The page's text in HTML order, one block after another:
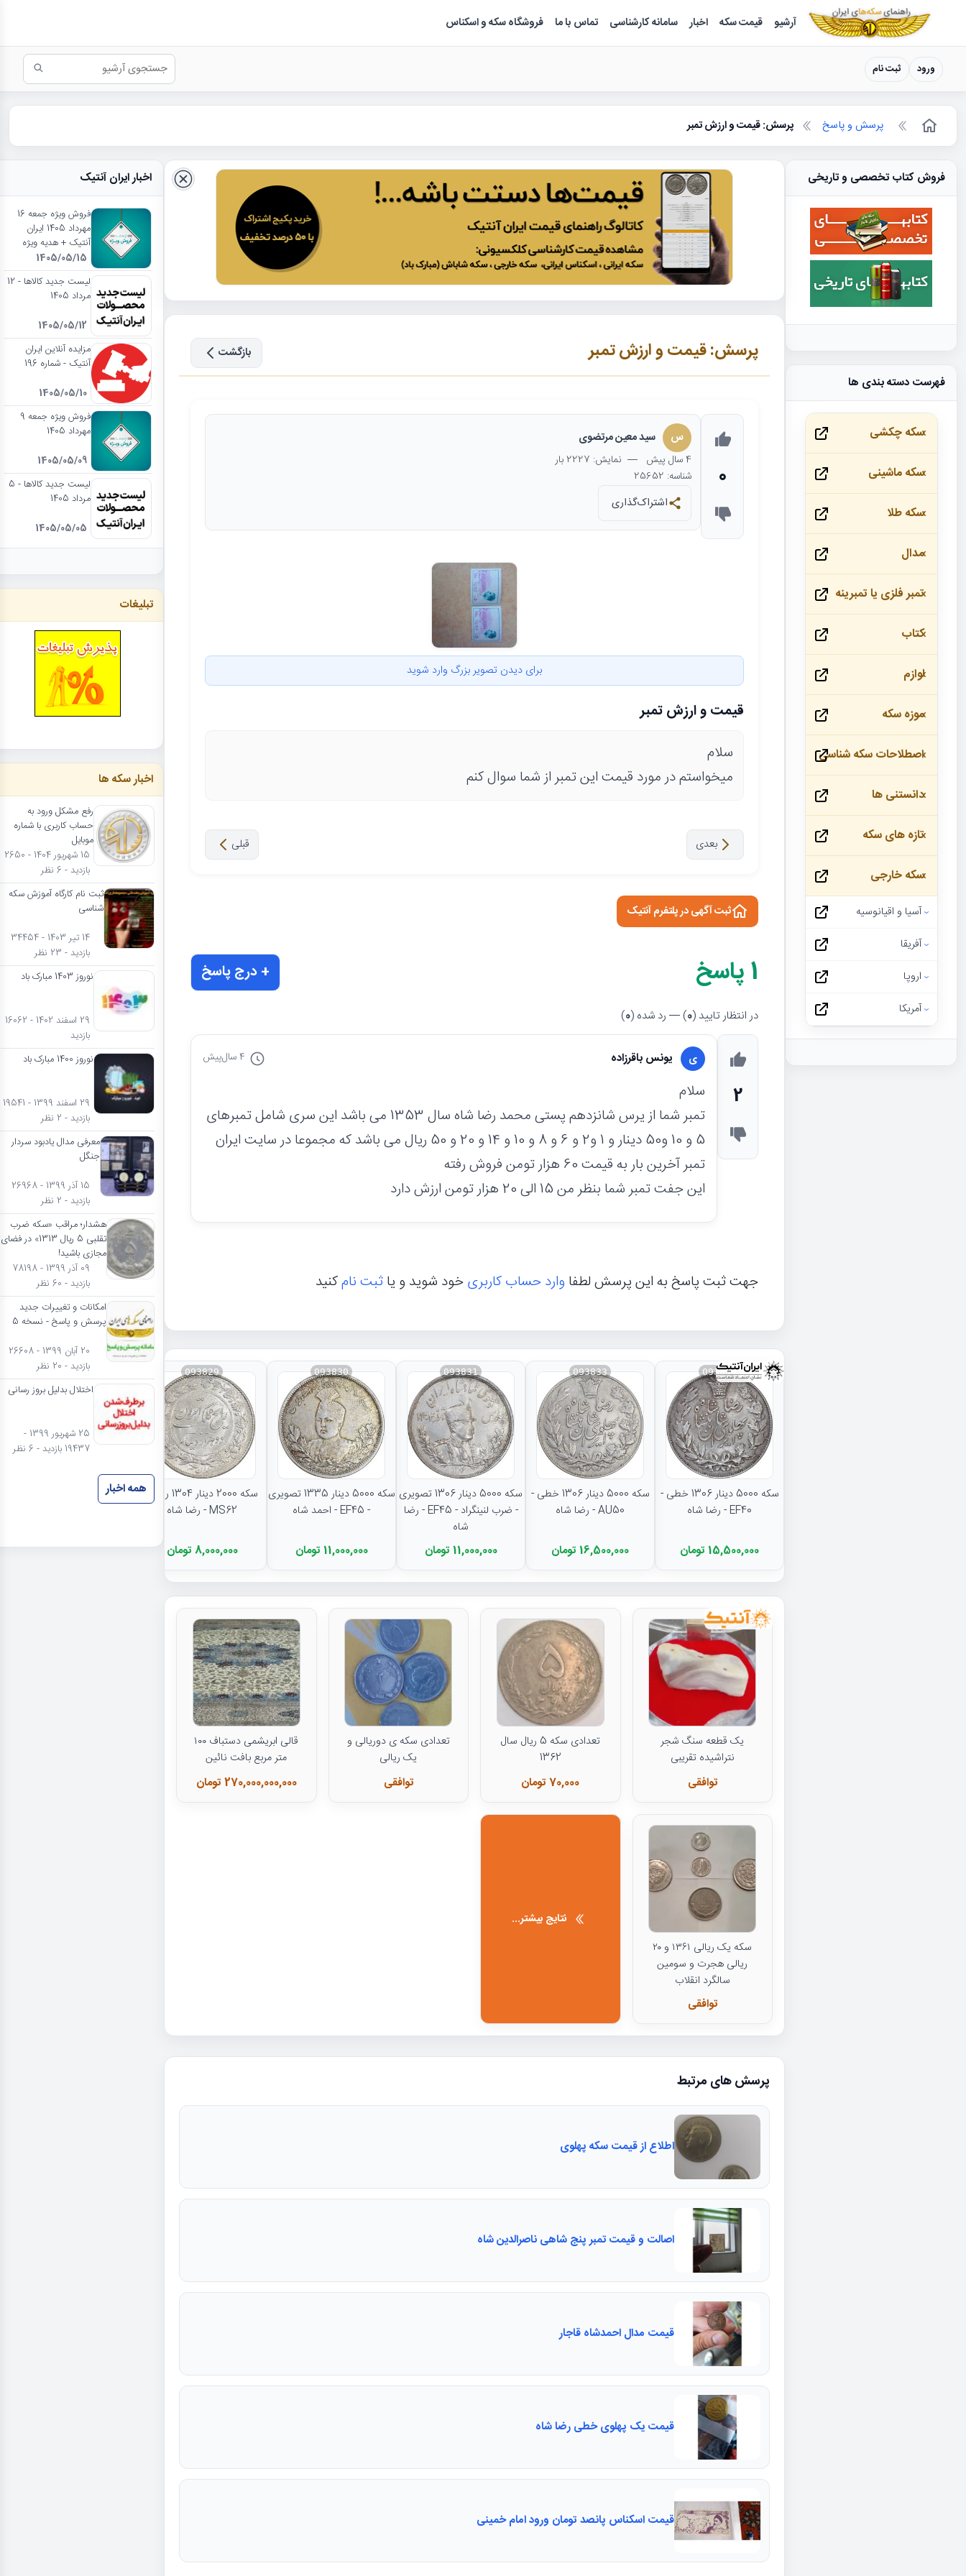
سکه ها ؛ راهنمای سکه شناسی
آرشیو قیمت سکه اخبار سامانه کارشناسی تماس با ما فروشگاه سکه و اسکناس
ورود ثبت نام
پرسش و پاسخ پرسش: قیمت و ارزش تمبر
پرسش: قیمت و ارزش تمبر بازگشت
0
س سید معین مرتضوی
4 سال پیش — نمایش: 2227 بار
شناسه: 25652
اشتراک‌گذاری
برای دیدن تصویر بزرگ وارد شوید
قیمت و ارزش تمبر
سلام
میخواستم در مورد قیمت این تمبر از شما سوال کنم
قبلی بعدی
ثبت آگهی در پلتفرم آنتیک
1پاسخ + درج پاسخ
در انتظار تایید (0) — رد شده (0
)
2
ی یونس باقرزاده 4 سال پیش
سلام
تمبر شما از یرس شانزدهم پستی محمد رضا شاه سال 1353 می باشد این سری شامل تمبرهای
5 و 10 و50 دینار و 1 و2 و 6 و 8 و 10 و 14 و 20 و 50 ریال می باشد که مجموعا در سایت ایران
تمبر آخرین بار به قیمت 60 هزار تومن فروش رفته
این جفت تمبر شما بنظر من 15 الی 20 هزار تومن ارزش دارد
جهت ثبت پاسخ به این پرسش لطفا وارد حساب کاربریخود شوید و یاثبت نامکنید
093834
سکه 5000 دینار 1306 خطی -
EF40 - رضا شاه
15,500,000 تومان
093833
سکه 5000 دینار 1306 خطی -
AU50 - رضا شاه
16,500,000 تومان
093831
سکه 5000 دینار 1306 تصویری
- ضرب لنینگراد - EF45 - رضا
شاه
11,000,000 تومان
093830
سکه 5000 دینار 1335 تصویری
- EF45 - احمد شاه
11,000,000 تومان
093829
سکه 2000 دینار 1304 رایج -
MS62 - رضا شاه
8,000,000 تومان
یک قطعه سنگ شجر
نتراشیده تقریبی
توافقی
تعدادی سکه 5 ریال سال
1362
70,000 تومان
تعدادی سکه ی دوریالی و
یک ریالی
توافقی
قالی ابریشمی دستباف ۱۰۰
متر مربع بافت نائین
270,000,000,000 تومان
سکه یک ریالی ۱۳۶۱ و ۲۰
ریالی هجرت و سومین
سالگرد انقلاب
توافقی
نتایج بیشتر...
پرسش های مرتبط
اطلاع از قیمت سکه پهلوی
اصالت و قیمت تمبر پنج شاهی ناصرالدین شاه
قیمت مدال احمدشاه قاجار
قیمت یک پهلوی خطی رضا شاه
قیمت اسکناس پانصد تومان ورود امام خمینی
اخبار ایران آنتیک
فروش ویژه جمعه 16
مهرداد 1405 ایران
آنتیک + هدیه ویژه
1405/05/15
لیست جدید کالاها - 12
مرداد 1405
1405/05/12
مزایده آنلاین ایران
آنتیک - شماره 196
1405/05/10
فروش ویژه جمعه 9
مهرداد 1405
1405/05/09
لیست جدید کالاها - 5
مرداد 1405
1405/05/05
تبلیغات
اخبار سکه ها
رفع مشکل ورود به
حساب کاربری با شماره
موبایل
15 شهریور 1404 - 2650
بازدید - 6 نظر
ثبت نام کارگاه آموزش سکه
شناسی
14 تیر 1403 - 34454
بازدید - 23 نظر
نوروز 1403 مبارک باد
29 اسفند 1402 - 16062
بازدید
نوروز 1400 مبارک باد
29 اسفند 1399 - 19541
بازدید - 2 نظر
معرفی مدال یادبود سردار
جنگل
15 آذر 1399 - 26968
بازدید - 2 نظر
هشدار؛ مراقب «سکه ضرب
تقلبی 5 ریال 1313» در فضای
مجازی باشید!
09 آذر 1399 - 78198
بازدید - 60 نظر
امکانات و تغییرات جدید
پرسش و پاسخ - نسخه 5
20 آبان 1399 - 26608
بازدید - 20 نظر
اختلال بدلیل بروز رسانی
25 شهریور 1399 -
19437 بازدید - 6 نظر
همه اخبار
فروش کتاب تخصصی و تاریخی
فهرست دسته بندی ها
سکه چکشی
سکه ماشینی
سکه طلا
مدال
تمبر فلزی یا تمبرینه
کتاب
لوازم
موزه سکه
اصطلاحات سکه شناسی
دانستنی ها
تازه های سکه
سکه خارجی
آسیا و اقیانوسیه
آفریقا
اروپا
آمریکا